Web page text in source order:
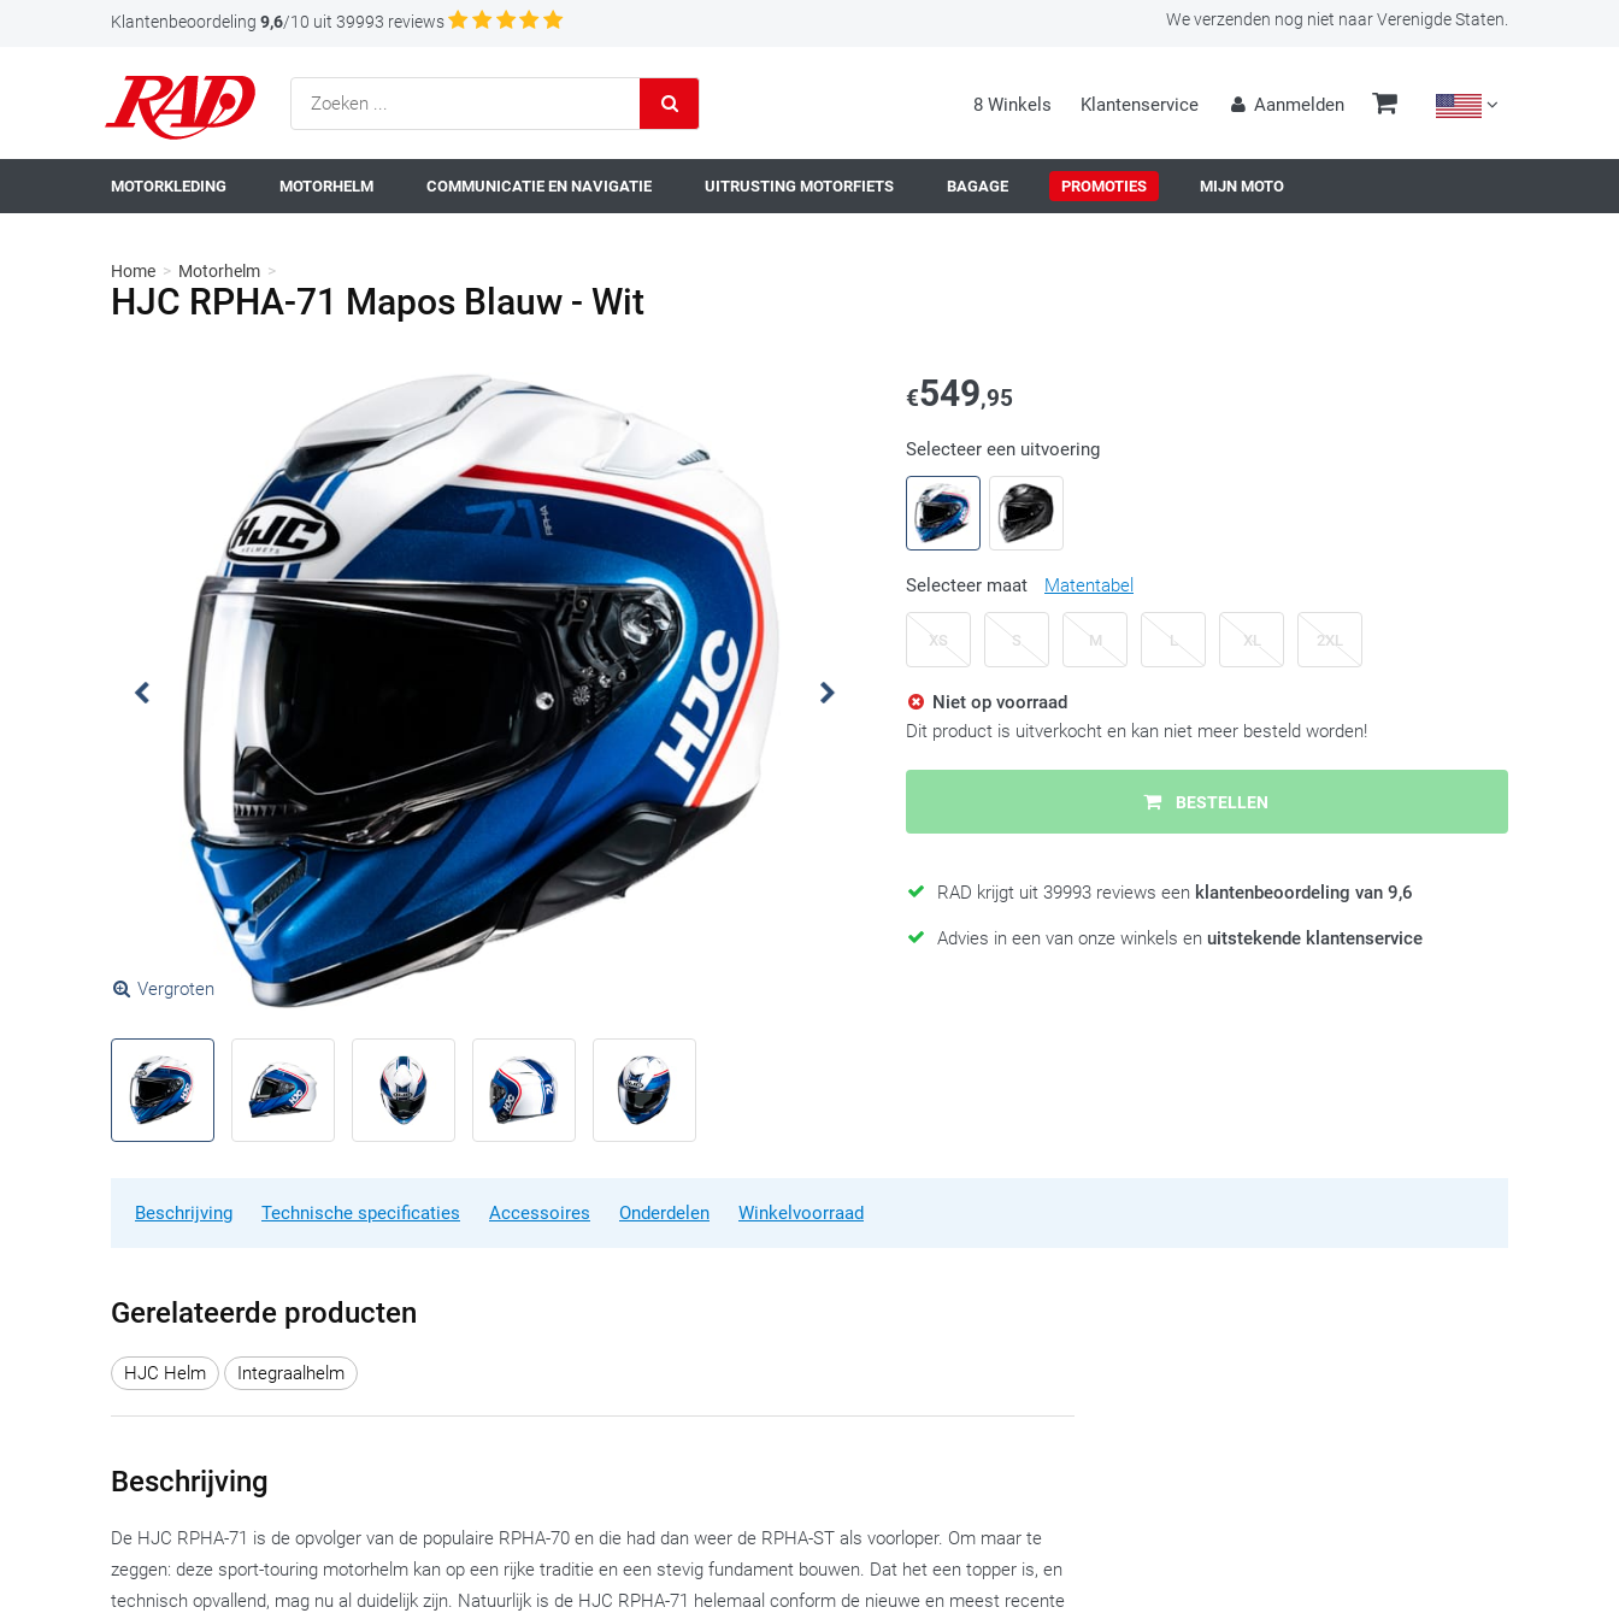
Klantenbeoordeling 9,6/10 uit 39993 reviews We verzenden nog niet naar Verenigde Staten.
8 Winkels Klantenservice Aanmelden
MOTORKLEDING MOTORHELM COMMUNICATIE EN NAVIGATIE UITRUSTING MOTORFIETS BAGAGE PROMOTIES MIJN MOTO
Home > Motorhelm >
HJC RPHA-71 Mapos Blauw - Wit
Vergroten
€549,95
Selecteer een uitvoering
Selecteer maat Matentabel
XS S M L XL 2XL
Niet op voorraad
Dit product is uitverkocht en kan niet meer besteld worden!
BESTELLEN
RAD krijgt uit 39993 reviews een klantenbeoordeling van 9,6
Advies in een van onze winkels en uitstekende klantenservice
Beschrijving Technische specificaties Accessoires Onderdelen Winkelvoorraad
Gerelateerde producten
HJC Helm Integraalhelm
Beschrijving
De HJC RPHA-71 is de opvolger van de populaire RPHA-70 en die had dan weer de RPHA-ST als voorloper. Om maar te
zeggen: deze sport-touring motorhelm kan op een rijke traditie en een stevig fundament bouwen. Dat het een topper is, en
technisch opvallend, mag nu al duidelijk zijn. Natuurlijk is de HJC RPHA-71 helemaal conform de nieuwe en meest recente